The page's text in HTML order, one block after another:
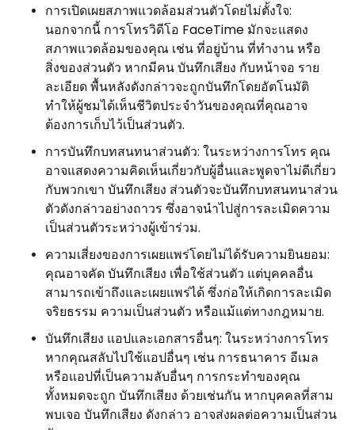
การเปิดเผยสภาพแวดล้อมส่วนตัวโดยไม่ตั้งใจ:
นอกจากนี้ การโทรวิดีโอ FaceTime มักจะแสดง
สภาพแวดล้อมของคุณ เช่น ที่อยู่บ้าน ที่ทำงาน หรือ
สิ่งของส่วนตัว หากมีคน บันทึกเสียง กับหน้าจอ ราย
ละเอียด พื้นหลังดังกล่าวจะถูกบันทึกโดยอัตโนมัติ
ทำให้ผู้ชมได้เห็นชีวิตประจำวันของคุณที่คุณอาจ
ต้องการเก็บไว้เป็นส่วนตัว.
การบันทึกบทสนทนาส่วนตัว: ในระหว่างการโทร คุณ
อาจแสดงความคิดเห็นเกี่ยวกับผู้อื่นและพูดจาไม่ดีเกี่ยว
กับพวกเขา บันทึกเสียง ส่วนตัวจะบันทึกบทสนทนาส่วน
ตัวดังกล่าวอย่างถาวร ซึ่งอาจนำไปสู่การละเมิดความ
เป็นส่วนตัวระหว่างผู้เข้าร่วม.
ความเสี่ยงของการเผยแพร่โดยไม่ได้รับความยินยอม:
คุณอาจคัด บันทึกเสียง เพื่อใช้ส่วนตัว แต่บุคคลอื่น
สามารถเข้าถึงและเผยแพร่ได้ ซึ่งก่อให้เกิดการละเมิด
จริยธรรม ความเป็นส่วนตัว หรือแม้แต่ทางกฎหมาย.
บันทึกเสียง แอปและเอกสารอื่นๆ: ในระหว่างการโทร
หากคุณสลับไปใช้แอปอื่นๆ เช่น การธนาคาร อีเมล
หรือแอปที่เป็นความลับอื่นๆ การกระทำของคุณ
ทั้งหมดจะถูก บันทึกเสียง ด้วยเช่นกัน หากบุคคลที่สาม
พบเจอ บันทึกเสียง ดังกล่าว อาจส่งผลต่อความเป็นส่วน